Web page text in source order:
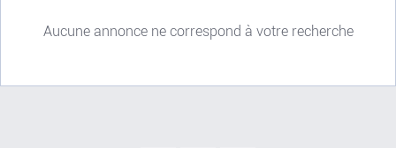
Aucune annonce ne correspond à votre recherche